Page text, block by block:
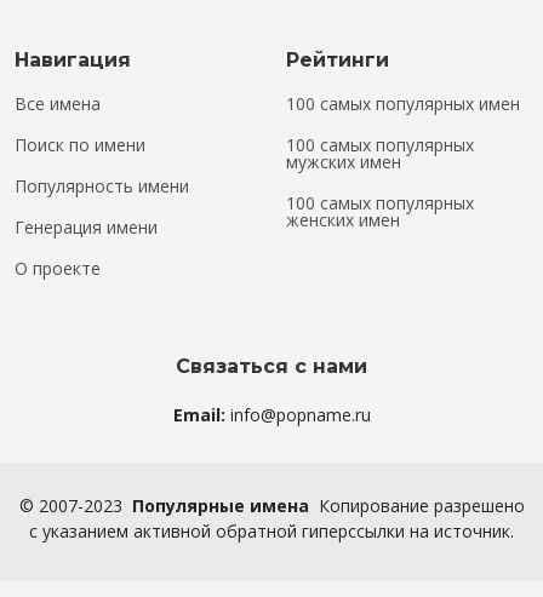
Навигация
Все имена
Поиск по имени
Популярность имени
Генерация имени
О проекте
Рейтинги
100 самых популярных имен
100 самых популярных
мужских имен
100 самых популярных
женских имен
Связаться с нами
Email: info@popname.ru
© 2007-2023 Популярные имена Копирование разрешено
с указанием активной обратной гиперссылки на источник.